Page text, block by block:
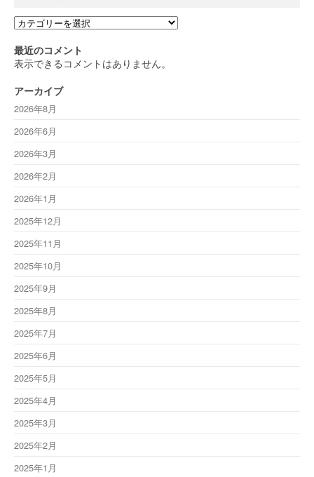
カ
ゴ
リ
最近のコメント
表示できるコメントはありません。
アーカイブ
2026年8月
2026年6月
2026年3月
2026年2月
2026年1月
2025年12月
2025年11月
2025年10月
2025年9月
2025年8月
2025年7月
2025年6月
2025年5月
2025年4月
2025年3月
2025年2月
2025年1月